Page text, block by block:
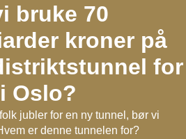
bruke 70
kroner på
for
Oslo?
jubler for en ny tunnel, bør vi
er denne tunnelen for?